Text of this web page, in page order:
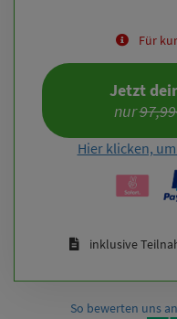
Für
Jetzt
nur
Hier klicken,
inklusive
So bewerten uns